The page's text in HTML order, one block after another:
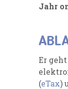
Jahr
Er
(eTax)